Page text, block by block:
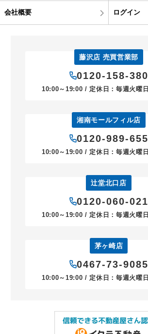
会社概要 ログイン
藤沢店 売買営業部
0120-158-380
10:00～19:00 / 定休日：毎週火曜
湘南モールフィル店
0120-989-655
10:00～19:00 / 定休日：毎週火曜
辻堂北口店
0120-060-021
10:00～19:00 / 定休日：毎週火曜
茅ヶ崎店
0467-73-9085
10:00～19:00 / 定休日：毎週火曜